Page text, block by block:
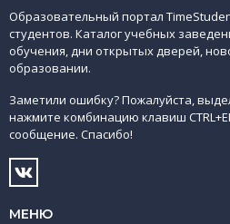
Образовательный портал
студентов. Каталог учебных
обучения, дни открытых дверей,
образовании.
Заметили ошибку? Пожалуйста,
нажмите комбинацию клавиш
сообщение. Спасибо!
МЕНЮ